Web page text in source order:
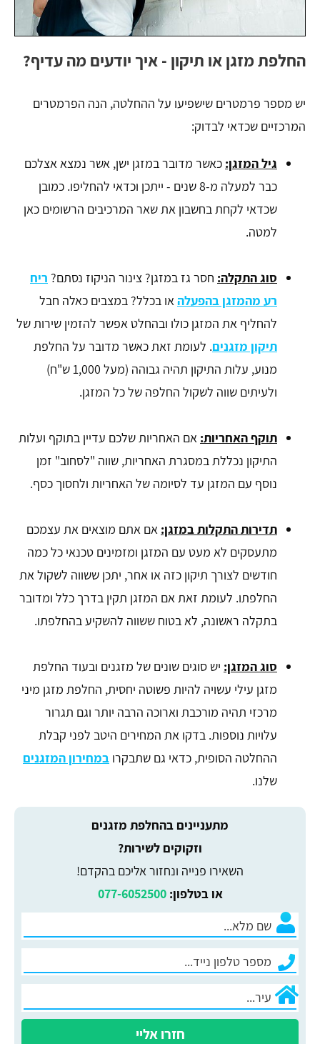
החלפת מזגן או תיקון - איך יודעים מה עדיף?
יש מספר פרמטרים שישפיעו על ההחלטה, הנה הפרמטרים
המרכזיים שכדאי לבדוק:
גיל המזגן: כאשר מדובר במזגן ישן, אשר נמצא אצלכם
כבר למעלה מ-8 שנים - ייתכן וכדאי להחליפו. כמובן
שכדאי לקחת בחשבון את שאר המרכיבים הרשומים כאן
למטה.
סוג התקלה: חסר גז במזגן? צינור הניקוז נסתם? ריח
רע מהמזגן בהפעלהאו בכלל? במצבים כאלה חבל
להחליף את המזגן כולו ובהחלט אפשר להזמין שירות של
תיקון מזגנים. לעומת זאת כאשר מדובר על החלפת
מנוע, עלות התיקון תהיה גבוהה (מעל 1,000 ש"ח)
ולעיתים שווה לשקול החלפה של כל המזגן.
תוקף האחריות: אם האחריות שלכם עדיין בתוקף ועלות
התיקון נכללת במסגרת האחריות, שווה "לסחוב" זמן
נוסף עם המזגן עד לסיומה של האחריות ולחסוך כסף.
תדירות התקלות במזגן: אם אתם מוצאים את עצמכם
מתעסקים לא מעט עם המזגן ומזמינים טכנאי כל כמה
חודשים לצורך תיקון כזה או אחר, יתכן ששווה לשקול את
החלפתו. לעומת זאת אם המזגן תקין בדרך כלל ומדובר
בתקלה ראשונה, לא בטוח ששווה להשקיע בהחלפתו.
סוג המזגן: יש סוגים שונים של מזגנים ובעוד החלפת
מזגן עילי עשויה להיות פשוטה יחסית, החלפת מזגן מיני
מרכזי תהיה מורכבת וארוכה הרבה יותר וגם תגרור
עלויות נוספות. בדקו את המחירים היטב לפני קבלת
ההחלטה הסופית, כדאי גם שתבקרו במחירון המזגנים
שלנו.
מתעניינים בהחלפת מזגנים
וזקוקים לשירות?
השאירו פנייה ונחזור אליכם בהקדם!
או בטלפון:077-6052500
חזרו אליי